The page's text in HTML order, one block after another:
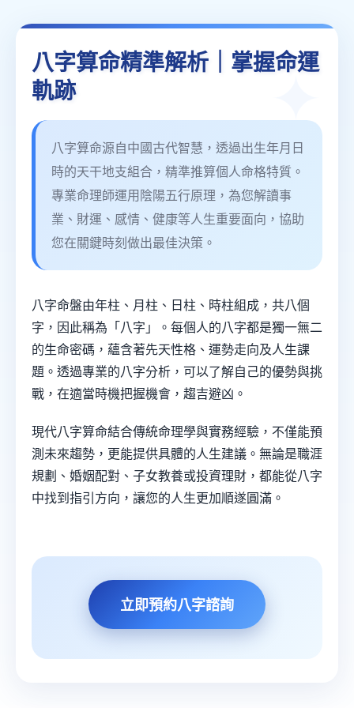
八字算命精準解析｜掌握命運
軌跡
八字算命源自中國古代智慧，透過出生年月日
時的天干地支組合，精準推算個人命格特質。
專業命理師運用陰陽五行原理，為您解讀事
業、財運、感情、健康等人生重要面向，協助
您在關鍵時刻做出最佳決策。
八字命盤由年柱、月柱、日柱、時柱組成，共八個
字，因此稱為「八字」。每個人的八字都是獨一無二
的生命密碼，蘊含著先天性格、運勢走向及人生課
題。透過專業的八字分析，可以了解自己的優勢與挑
戰，在適當時機把握機會，趨吉避凶。
現代八字算命結合傳統命理學與實務經驗，不僅能預
測未來趨勢，更能提供具體的人生建議。無論是職涯
規劃、婚姻配對、子女教養或投資理財，都能從八字
中找到指引方向，讓您的人生更加順遂圓滿。
立即預約八字諮詢